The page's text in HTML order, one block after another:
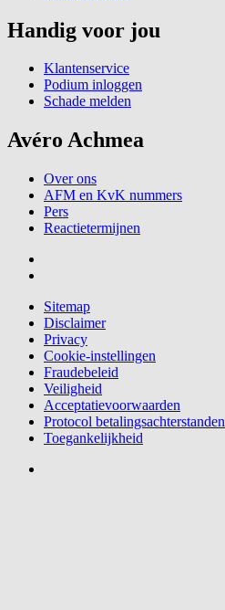
Handig voor jou
Klantenservice
Podium inloggen
Schade melden
Avéro Achmea
Over ons
AFM en KvK nummers
Pers
Reactietermijnen
Sitemap
Disclaimer
Privacy
Cookie-instellingen
Fraudebeleid
Veiligheid
Acceptatievoorwaarden
Protocol betalingsachterstanden
Toegankelijkheid